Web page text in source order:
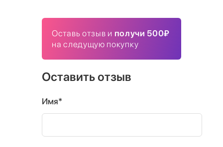
Оставь отзыв и получи 500₽
на следущую покупку
Оставить отзыв
Имя*